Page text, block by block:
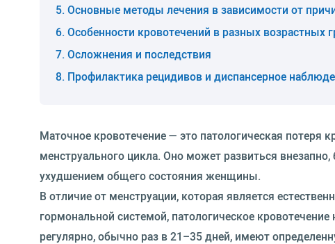
Основные методы лечения в зависимости от
Особенности кровотечений в разных возрастных
Осложнения и последствия
Профилактика рецидивов и диспансерное
Маточное кровотечение — это патологическая
менструального цикла. Оно может развиться
ухудшением общего состояния женщины.
В отличие от менструации, которая является
гормональной системой, патологическое
регулярно, обычно раз в 21–35 дней, имеют